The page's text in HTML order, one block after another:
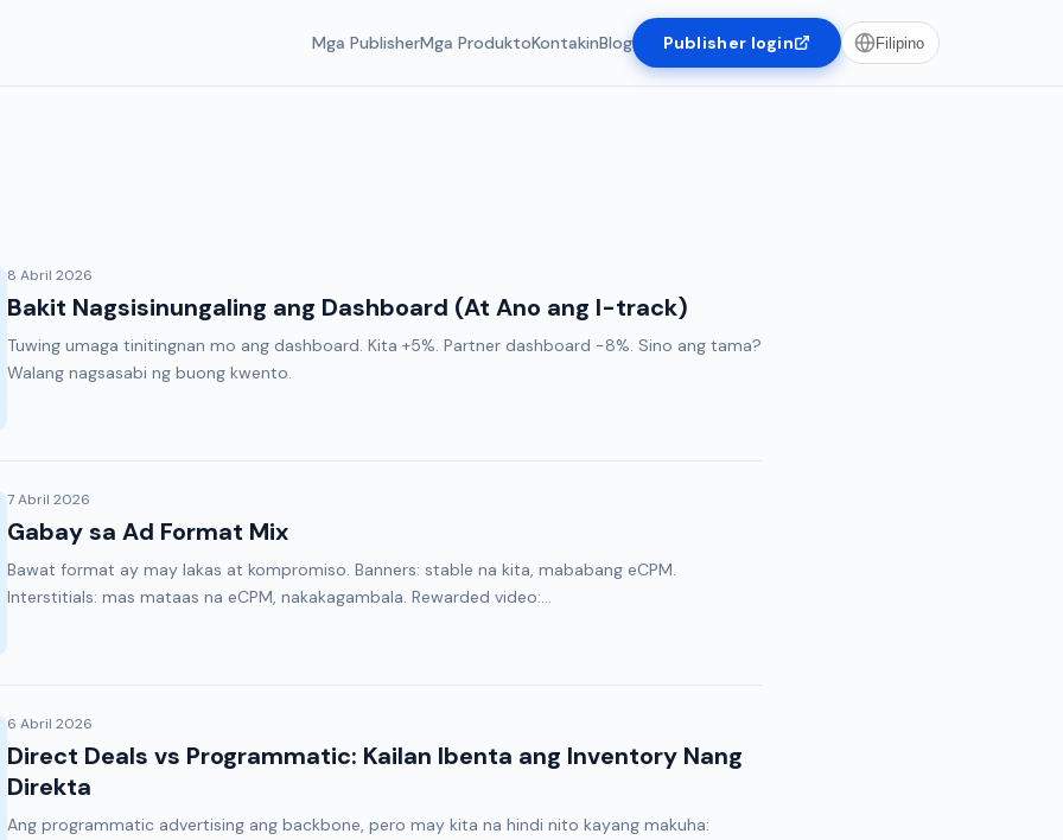
Mga PublisherMga ProduktoKontakinBlog Publisher login Filipino
8 Abril 2026
Bakit Nagsisinungaling ang Dashboard (At Ano ang I-track)
Tuwing umaga tinitingnan mo ang dashboard. Kita +5%. Partner dashboard -8%. Sino ang tama?
Walang nagsasabi ng buong kwento.
7 Abril 2026
Gabay sa Ad Format Mix
Bawat format ay may lakas at kompromiso. Banners: stable na kita, mababang eCPM.
Interstitials: mas mataas na eCPM, nakakagambala. Rewarded video:...
6 Abril 2026
Direct Deals vs Programmatic: Kailan Ibenta ang Inventory Nang
Direkta
Ang programmatic advertising ang backbone, pero may kita na hindi nito kayang makuha: